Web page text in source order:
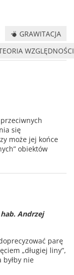
GRAWITACJA
WZGLĘDNOŚCI
przeciwnych
się
może jej końce
obiektów
Andrzej
parę
„długiej liny”,
nie